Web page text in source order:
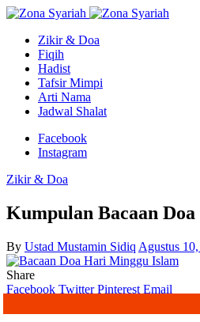
Zikir & Doa
Fiqih
Hadist
Tafsir Mimpi
Arti Nama
Jadwal Shalat
Facebook
Instagram
Zikir & Doa
Kumpulan Bacaan
By Ustad Mustamin Sidiq Agustus 10,
Share
Facebook Twitter Pinterest Email